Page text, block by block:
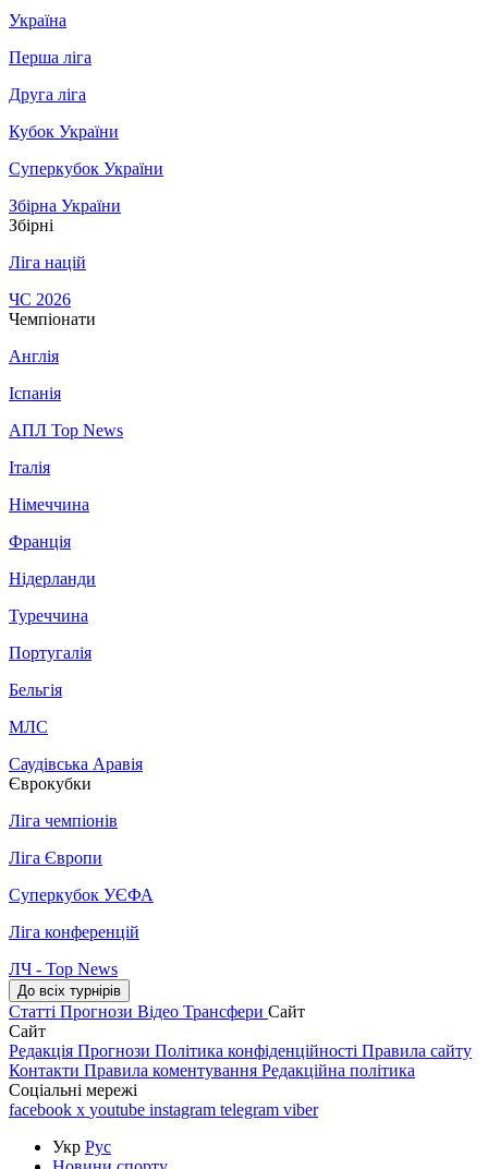
Україна
Перша ліга
Друга ліга
Кубок України
Суперкубок України
Збірна України
Збірні
Ліга націй
ЧС 2026
Чемпіонати
Англія
Іспанія
АПЛ Top News
Італія
Німеччина
Франція
Нідерланди
Туреччина
Португалія
Бельгія
МЛС
Саудівська Аравія
Єврокубки
Ліга чемпіонів
Ліга Європи
Суперкубок УЄФА
Ліга конференцій
ЛЧ - Top News
До всіх турнірів
Статті Прогнози Відео Трансфери Сайт
Сайт
Редакція Прогнози Політика конфіденційності Правила сайту
Контакти Правила коментування Редакційна політика
Соціальні мережі
facebook x youtube instagram telegram viber
Укр Рус